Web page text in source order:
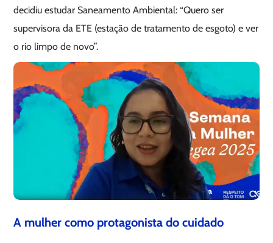
decidiu estudar Saneamento Ambiental: “Quero ser
supervisora da ETE (estação de tratamento de esgoto) e ver
o rio limpo de novo”.
A mulher como protagonista do cuidado